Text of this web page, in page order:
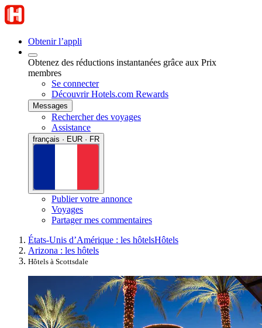
Obtenir l’appli
Obtenez des réductions instantanées grâce aux Prix
membres
Se connecter
Découvrir Hotels.com Rewards
Messages
Rechercher des voyages
Assistance
français · EUR · FR
Publier votre annonce
Voyages
Partager mes commentaires
États-Unis d’Amérique : les hôtelsHôtels
Arizona : les hôtels
Hôtels à Scottsdale